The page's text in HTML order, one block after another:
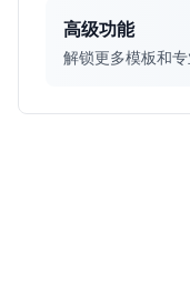
高级功能
解锁更多模板和